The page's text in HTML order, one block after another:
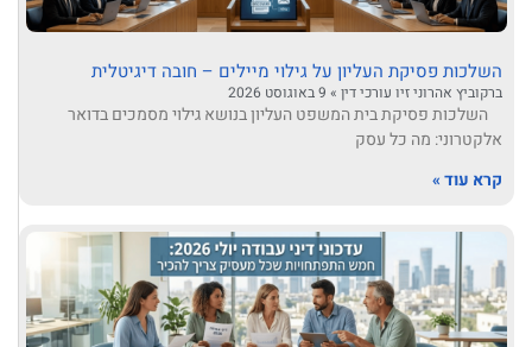
השלכות פסיקת העליון על גילוי מיילים – חובה דיגיטלית
ברקוביץ אהרוני זיו עורכי דין
השלכות פסיקת בית המשפט העליון בנושא גילוי מסמכים בדואר
אלקטרוני: מה כל עסק
קרא עוד »